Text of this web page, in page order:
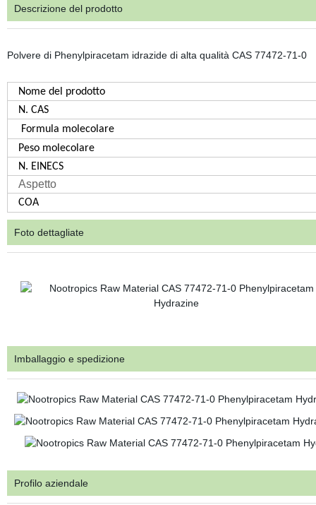
Descrizione del prodotto
Polvere di Phenylpiracetam idrazide di alta qualità CAS 77472-71-0
Nome del prodotto
N. CAS
Formula molecolare
Peso molecolare
N. EINECS
Aspetto
COA
Foto dettagliate
Imballaggio e spedizione
Profilo aziendale